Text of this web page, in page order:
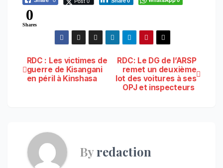
0
Shares
Navigation
de
RDC: Le DG de l’ARSP
remet un deuxième
lot des voitures à ses
OPJ et inspecteurs
RDC : Les victimes de
guerre de Kisangani
en péril à Kinshasa
Byredaction